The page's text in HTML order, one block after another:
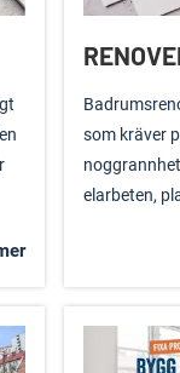
som kräver
elarbeten,